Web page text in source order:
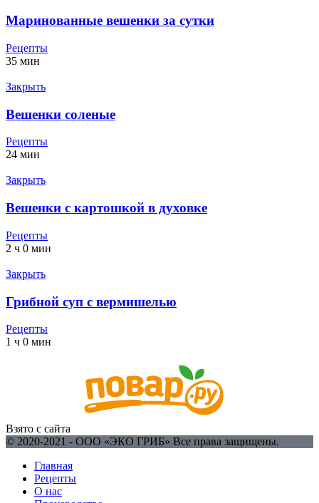
Маринованные вешенки за сутки
Рецепты
35 мин
Закрыть
Вешенки соленые
Рецепты
24 мин
Закрыть
Вешенки с картошкой в духовке
Рецепты
2 ч 0 мин
Закрыть
Грибной суп с вермишелью
Рецепты
1 ч 0 мин
Взято с сайта
© 2020-2021 - ООО «ЭКО ГРИБ» Все права защищены.
Главная
Рецепты
О нас